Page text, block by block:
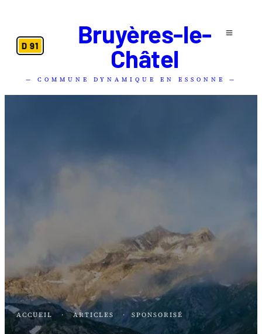
D 91
Bruyères-le-
Châtel
— COMMUNE DYNAMIQUE EN ESSONNE —
ACCUEIL · ARTICLES · SPONSORISÉ